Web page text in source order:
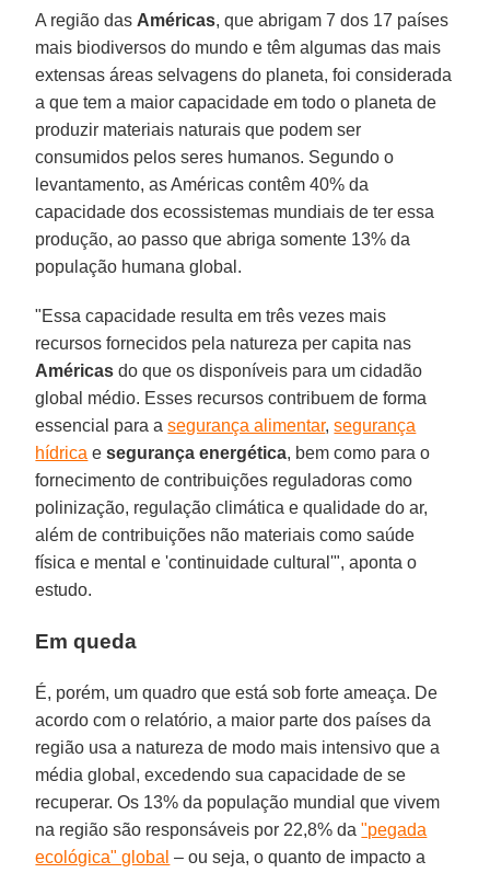
A região das Américas, que abrigam 7 dos 17 países
mais biodiversos do mundo e têm algumas das mais
extensas áreas selvagens do planeta, foi considerada
a que tem a maior capacidade em todo o planeta de
produzir materiais naturais que podem ser
consumidos pelos seres humanos. Segundo o
levantamento, as Américas contêm 40% da
capacidade dos ecossistemas mundiais de ter essa
produção, ao passo que abriga somente 13% da
população humana global.
"Essa capacidade resulta em três vezes mais
recursos fornecidos pela natureza per capita nas
Américas do que os disponíveis para um cidadão
global médio. Esses recursos contribuem de forma
essencial para asegurança alimentar,segurança
hídrica esegurança energética, bem como para o
fornecimento de contribuições reguladoras como
polinização, regulação climática e qualidade do ar,
além de contribuições não materiais como saúde
física e mental e 'continuidade cultural'", aponta o
estudo.
Em queda
É, porém, um quadro que está sob forte ameaça. De
acordo com o relatório, a maior parte dos países da
região usa a natureza de modo mais intensivo que a
média global, excedendo sua capacidade de se
recuperar. Os 13% da população mundial que vivem
na região são responsáveis por 22,8% da"pegada
ecológica" global – ou seja, o quanto de impacto a